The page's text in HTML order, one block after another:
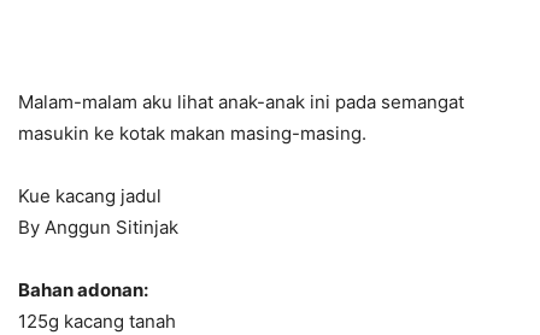
Malam-malam aku lihat anak-anak ini pada semangat
masukin ke kotak makan masing-masing.
Kue kacang jadul
By Anggun Sitinjak
Bahan adonan:
125g kacang tanah